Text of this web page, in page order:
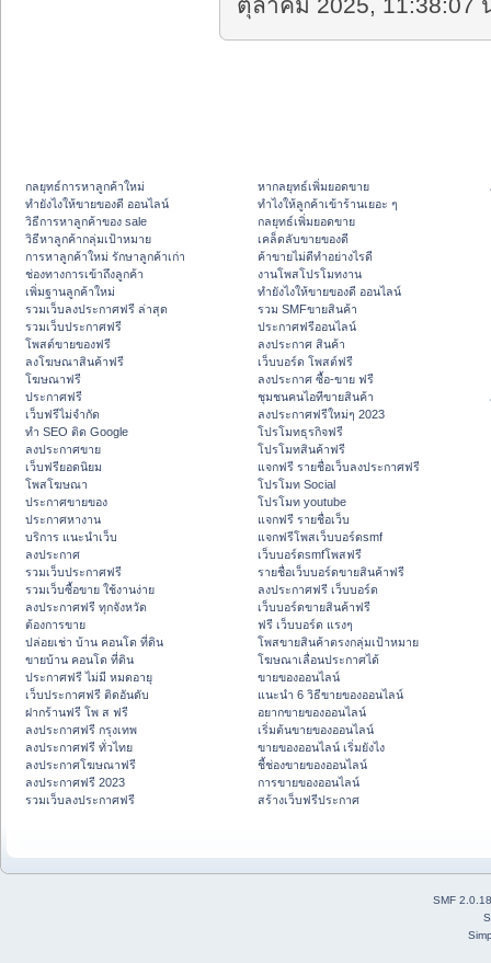
ตุลาคม 2025, 11:38:07
กลยุทธ์การหาลูกค้าใหม่
ทํายังไงให้ขายของดี ออนไลน์
วิธีการหาลูกค้าของ sale
วิธีหาลูกค้ากลุ่มเป้าหมาย
การหาลูกค้าใหม่ รักษาลูกค้าเก่า
ช่องทางการเข้าถึงลูกค้า
เพิ่มฐานลูกค้าใหม่
รวมเว็บลงประกาศฟรี ล่าสุด
รวมเว็บประกาศฟรี
โพสต์ขายของฟรี
ลงโฆษณาสินค้าฟรี
โฆษณาฟรี
ประกาศฟรี
เว็บฟรีไม่จำกัด
ทำ SEO ติด Google
ลงประกาศขาย
เว็บฟรียอดนิยม
โพสโฆษณา
ประกาศขายของ
ประกาศหางาน
บริการ แนะนำเว็บ
ลงประกาศ
รวมเว็บประกาศฟรี
รวมเว็บซื้อขาย ใช้งานง่าย
ลงประกาศฟรี ทุกจังหวัด
ต้องการขาย
ปล่อยเช่า บ้าน คอนโด ที่ดิน
ขายบ้าน คอนโด ที่ดิน
ประกาศฟรี ไม่มี หมดอายุ
เว็บประกาศฟรี ติดอันดับ
ฝากร้านฟรี โพ ส ฟรี
ลงประกาศฟรี กรุงเทพ
ลงประกาศฟรี ทั่วไทย
ลงประกาศโฆษณาฟรี
ลงประกาศฟรี 2023
รวมเว็บลงประกาศฟรี
หากลยุทธ์เพิ่มยอดขาย
ทําไงให้ลูกค้าเข้าร้านเยอะ ๆ
กลยุทธ์เพิ่มยอดขาย
เคล็ดลับขายของดี
ค้าขายไม่ดีทำอย่างไรดี
งานโพสโปรโมทงาน
ทํายังไงให้ขายของดี ออนไลน์
รวม SMFขายสินค้า
ประกาศฟรีออนไลน์
ลงประกาศ สินค้า
เว็บบอร์ด โพสต์ฟรี
ลงประกาศ ซื้อ-ขาย ฟรี
ชุมชนคนไอทีขายสินค้า
ลงประกาศฟรีใหม่ๆ 2023
โปรโมทธุรกิจฟรี
โปรโมทสินค้าฟรี
แจกฟรี รายชื่อเว็บลงประกาศฟรี
โปรโมท Social
โปรโมท youtube
แจกฟรี รายชื่อเว็บ
แจกฟรีโพสเว็บบอร์ดsmf
เว็บบอร์ดsmfโพสฟรี
รายชื่อเว็บบอร์ดขายสินค้าฟรี
ลงประกาศฟรี เว็บบอร์ด
เว็บบอร์ดขายสินค้าฟรี
ฟรี เว็บบอร์ด แรงๆ
โพสขายสินค้าตรงกลุ่มเป้าหมาย
โฆษณาเลื่อนประกาศได้
ขายของออนไลน์
แนะนำ 6 วิธีขายของออนไลน์
อยากขายของออนไลน์
เริ่มต้นขายของออนไลน์
ขายของออนไลน์ เริ่มยังไง
ชี้ช่องขายของออนไลน์
การขายของออนไลน์
สร้างเว็บฟรีประกาศ
SMF 2.0.18